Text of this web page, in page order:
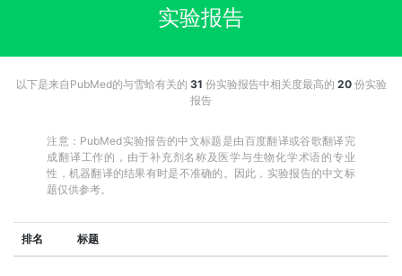
实验报告
以下是来自PubMed的与雪蛤有关的 31 份实验报告中相关度最高的 20份实验
报告
注意：PubMed实验报告的中文标题是由百度翻译或谷歌翻译完
成翻译工作的，由于补充剂名称及医学与生物化学术语的专业
性，机器翻译的结果有时是不准确的。因此，实验报告的中文标
题仅供参考。
排名 标题